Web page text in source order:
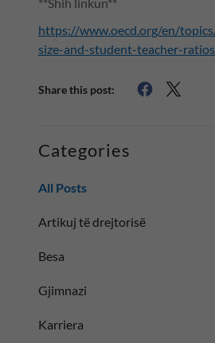
**Shih linkun**
https://www.oecd.org/en/
size-and-student-teacher-
Share this post:
Categories
All Posts
Artikuj të drejtorisë
Besa
Gjimnazi
Karriera